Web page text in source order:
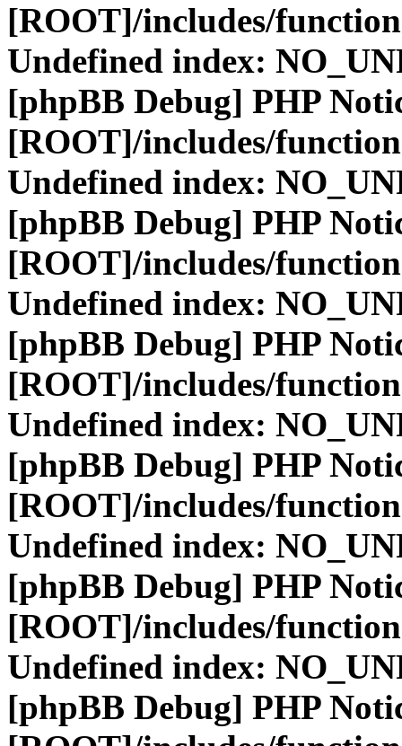
[ROOT]/includes/
Undefined index:
[phpBB Debug] PHP
[ROOT]/includes/
Undefined index:
[phpBB Debug] PHP
[ROOT]/includes/
Undefined index:
[phpBB Debug] PHP
[ROOT]/includes/
Undefined index:
[phpBB Debug] PHP
[ROOT]/includes/
Undefined index:
[phpBB Debug] PHP
[ROOT]/includes/
Undefined index:
[phpBB Debug] PHP